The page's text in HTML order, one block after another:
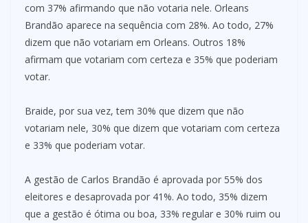
com 37% afirmando que não votaria nele. Orleans
Brandão aparece na sequência com 28%. Ao todo, 27%
dizem que não votariam em Orleans. Outros 18%
afirmam que votariam com certeza e 35% que poderiam
votar.
Braide, por sua vez, tem 30% que dizem que não
votariam nele, 30% que dizem que votariam com certeza
e 33% que poderiam votar.
A gestão de Carlos Brandão é aprovada por 55% dos
eleitores e desaprovada por 41%. Ao todo, 35% dizem
que a gestão é ótima ou boa, 33% regular e 30% ruim ou